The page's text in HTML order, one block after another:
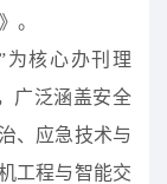
。
为核心办刊理
广泛涵盖安全
、应急技术与
工程与智能交